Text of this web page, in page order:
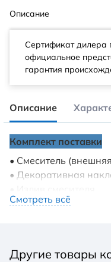
Описание
Сертификат дилера
официальное
гарантия
Описание
Комплект поставки
• Смеситель
• Декоративная
Описание
Тип управления:
Смотреть всё
Другие товары